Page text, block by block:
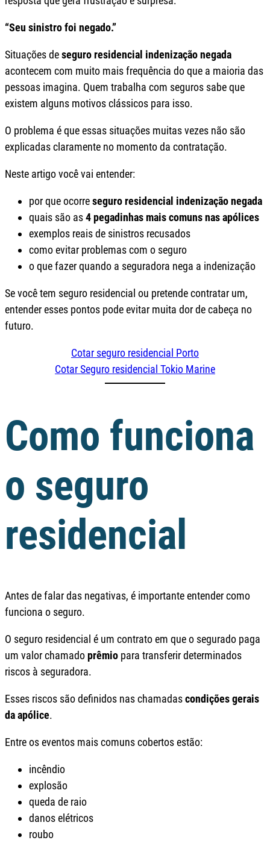
“Seu sinistro foi negado.”
Situações deseguro residencial indenização negada
acontecem com muito mais frequência do que a maioria das
pessoas imagina. Quem trabalha com seguros sabe que
existem alguns motivos clássicos para isso.
O problema é que essas situações muitas vezes não são
explicadas claramente no momento da contratação.
Neste artigo você vai entender:
por que ocorreseguro residencial indenização negada
quais são as4 pegadinhas mais comuns nas apólices
exemplos reais de sinistros recusados
como evitar problemas com o seguro
o que fazer quando a seguradora nega a indenização
Se você tem seguro residencial ou pretende contratar um,
entender esses pontos pode evitar muita dor de cabeça no
futuro.
Cotar seguro residencial Porto
Cotar Seguro residencial Tokio Marine
Como funciona
o seguro
residencial
Antes de falar das negativas, é importante entender como
funciona o seguro.
O seguro residencial é um contrato em que o segurado paga
um valor chamadoprêmio para transferir determinados
riscos à seguradora.
Esses riscos são definidos nas chamadascondições gerais
da apólice.
Entre os eventos mais comuns cobertos estão:
incêndio
explosão
queda de raio
danos elétricos
roubo